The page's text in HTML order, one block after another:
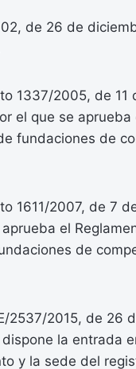
de 26 de
1337/2005, de 11
el que se aprueba
fundaciones de
1611/2007, de 7
el
de
2537/2015, de 26
la entrada
y la sede del